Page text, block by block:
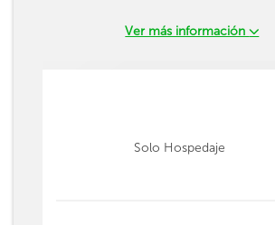
Ver más información
Solo Hospedaje